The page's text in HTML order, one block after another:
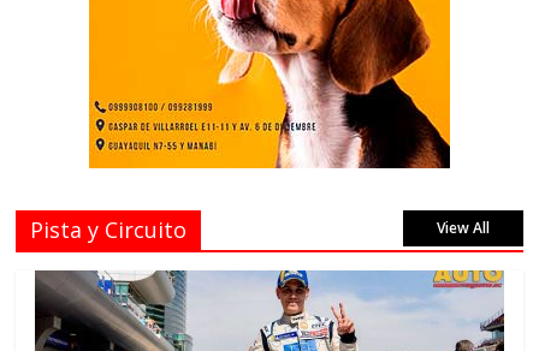
Pista y Circuito View All